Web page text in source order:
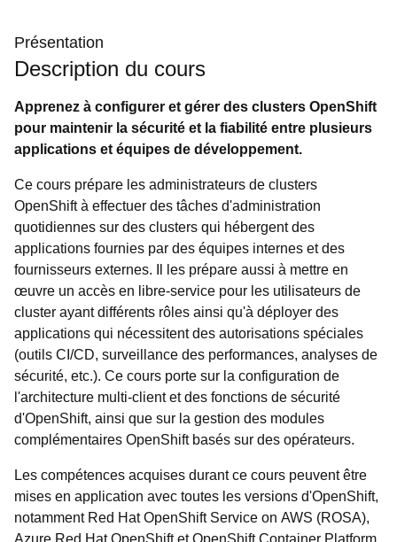
Présentation
Description du cours
Apprenez à configurer et gérer des clusters OpenShift
pour maintenir la sécurité et la fiabilité entre plusieurs
applications et équipes de développement.
Ce cours prépare les administrateurs de clusters
OpenShift à effectuer des tâches d'administration
quotidiennes sur des clusters qui hébergent des
applications fournies par des équipes internes et des
fournisseurs externes. Il les prépare aussi à mettre en
œuvre un accès en libre-service pour les utilisateurs de
cluster ayant différents rôles ainsi qu'à déployer des
applications qui nécessitent des autorisations spéciales
(outils CI/CD, surveillance des performances, analyses de
sécurité, etc.). Ce cours porte sur la configuration de
l'architecture multi-client et des fonctions de sécurité
d'OpenShift, ainsi que sur la gestion des modules
complémentaires OpenShift basés sur des opérateurs.
Les compétences acquises durant ce cours peuvent être
mises en application avec toutes les versions d'OpenShift,
notamment Red Hat OpenShift Service on AWS (ROSA),
Azure Red Hat OpenShift et OpenShift Container Platform.